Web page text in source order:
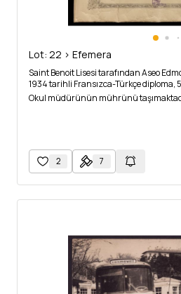
Lot: 22 > Efemera
Saint Benoit Lisesi tarafından Aseo
1934 tarihli Fransızca-Türkçe diploma,
Okul müdürünün mührünü
2 7